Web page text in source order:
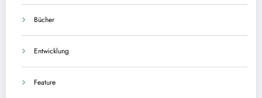
Bücher
Entwicklung
Feature